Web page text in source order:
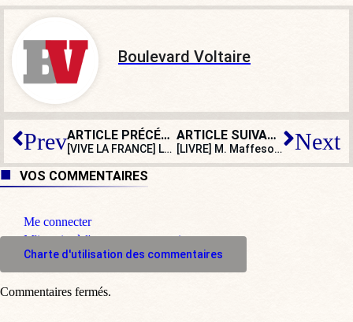
Boulevard Voltaire
Prev ARTICLE PRÉCÉDENT
[VIVE LA FRANCE] La Paulée, rendez-vous incontournable des vins de Loire, fête ses vingt ans
ARTICLE SUIVANT
[LIVRE] M. Maffesoli nous délivre un remède contre la sinistrose de l’époque ! Next
VOS COMMENTAIRES
Me connecter
M'inscrire à l'espace commentaire
Charte d'utilisation des commentaires
Commentaires fermés.